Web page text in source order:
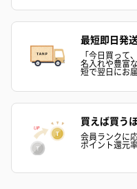
ゼリーバウム カット
（レモン＆紅茶）（432
円）
スキンケアグッズ
最短即日発
「今日買って
名入れや豊富
短で翌日にお
買えば買う
会員ランクに
ポイント還元